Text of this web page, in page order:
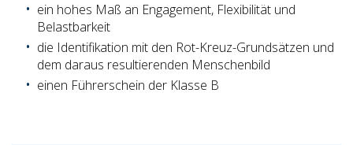
ein hohes Maß an Engagement, Flexibilität und
Belastbarkeit
die Identifikation mit den Rot-Kreuz-Grundsätzen und
dem daraus resultierenden Menschenbild
einen Führerschein der Klasse B